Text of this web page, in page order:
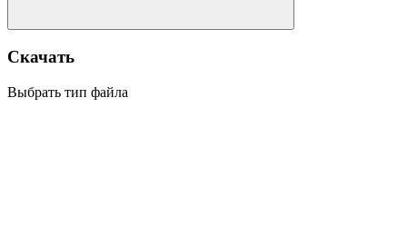
Скачать
Выбрать тип файла